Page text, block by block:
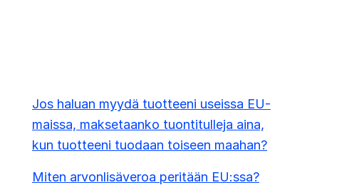
Jos haluan myydä tuotteeni useissa EU-
maissa, maksetaanko tuontitulleja aina,
kun tuotteeni tuodaan toiseen maahan?
Miten arvonlisäveroa peritään EU:ssa?